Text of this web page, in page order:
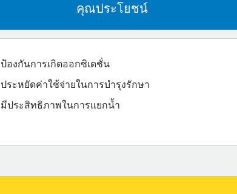
คุณประโยชน์
ป้องกันการเกิดออกซิเดชั่น
ประหยัดค่าใช้จ่ายในการบำรุงรักษา
มีประสิทธิภาพในการแยกน้ำ